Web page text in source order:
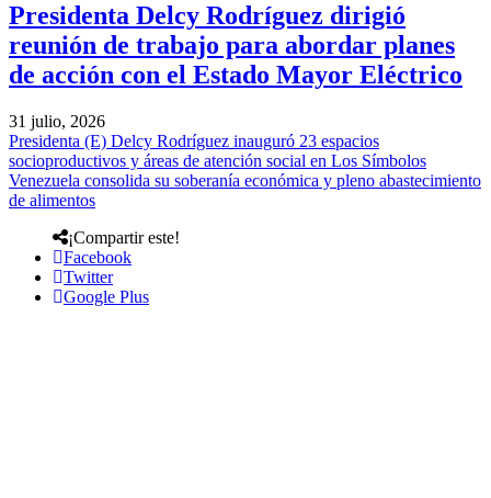
Presidenta Delcy Rodríguez dirigió
reunión de trabajo para abordar planes
de acción con el Estado Mayor Eléctrico
31 julio, 2026
Presidenta (E) Delcy Rodríguez inauguró 23 espacios
socioproductivos y áreas de atención social en Los Símbolos
Venezuela consolida su soberanía económica y pleno abastecimiento
de alimentos
¡Compartir este!
Facebook
Twitter
Google Plus